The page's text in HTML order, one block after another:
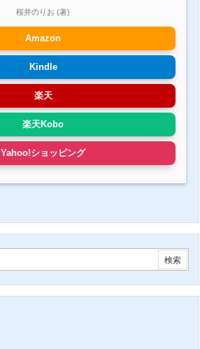
桜井のりお (著)
Amazon
Kindle
楽天
楽天Kobo
Yahoo!ショッピング